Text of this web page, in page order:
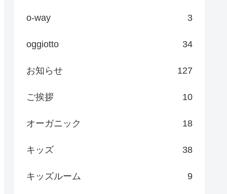
o-way 3
oggiotto 34
お知らせ 127
ご挨拶 10
オーガニック 18
キッズ 38
キッズルーム 9